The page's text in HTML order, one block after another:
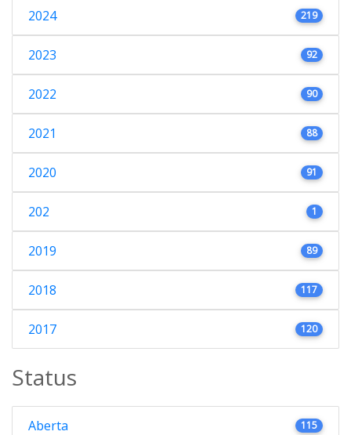
2024 219
2023 92
2022 90
2021 88
2020 91
202 1
2019 89
2018 117
2017 120
Status
Aberta 115